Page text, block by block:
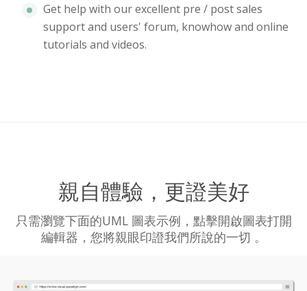
Get help with our excellent pre / post sales
support and users' forum, knowhow and online
tutorials and videos.
親自體驗，更證美好
只需瀏覽下面的UML 圖表示例，點擊開啟圖表打開
編輯器，您將親眼印證我們所說的一切 。